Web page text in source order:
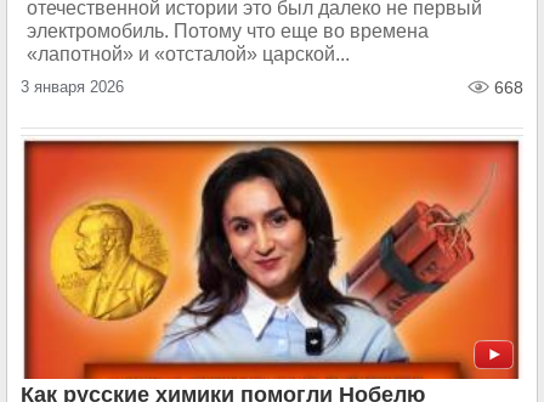
отечественной истории это был далеко не первый
электромобиль. Потому что еще во времена
«лапотной» и «отсталой» царской...
3 января 2026 668
Как русские химики помогли Нобелю